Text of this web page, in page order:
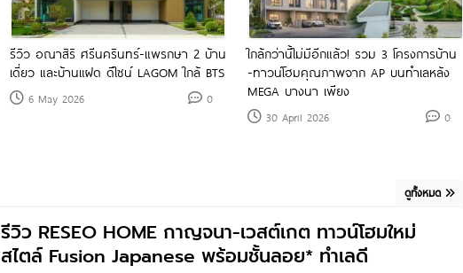
รีวิว อณาสิริ ศรีนครินทร์-แพรกษา 2 บ้าน
เดี่ยว และบ้านแฝด ดีไซน์ LAGOM ใกล้ BTS
6 May 2026 0
ใกล้กว่านี้ไม่มีอีกแล้ว! รวม 3 โครงการบ้าน
-ทาวน์โฮมคุณภาพจาก AP บนทำเลหลัง
MEGA บางนา เพียง
30 April 2026 0
ดูทั้งหมด
รีวิว RESEO HOME กาญจนา-เวสต์เกต ทาวน์โฮมใหม่
สไตล์ Fusion Japanese พร้อมชั้นลอย* ทำเลดี